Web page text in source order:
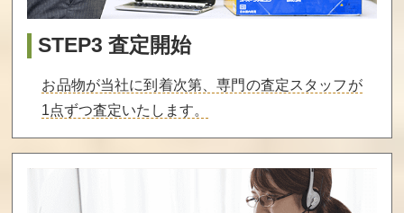
STEP3 査定開始
お品物が当社に到着次第、専門の査定スタッフが
1点ずつ査定いたします。